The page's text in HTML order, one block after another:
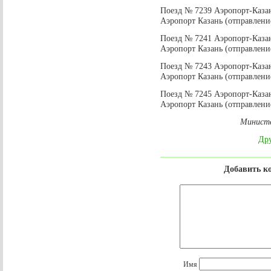
Поезд № 7239 Аэропорт-
Аэропорт Казань
Поезд № 7241 Аэропорт-
Аэропорт Казань
Поезд № 7243 Аэропорт-
Аэропорт Казань
Поезд № 7245 Аэропорт-
Аэропорт Казань
Добавить
Имя